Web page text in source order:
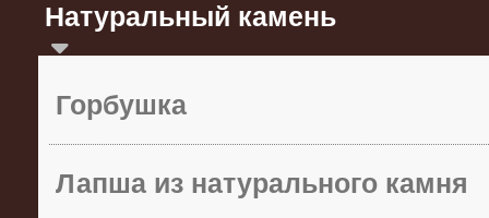
Натуральный камень
Горбушка
Лапша из натурального камня